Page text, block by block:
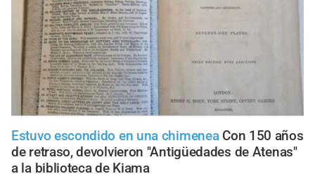
Estuvo escondido en una chimenea Con 150 años
de retraso, devolvieron "Antigüedades de Atenas"
a la biblioteca de Kiama